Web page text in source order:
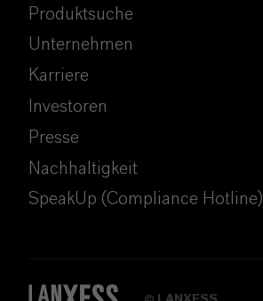
Produktsuche
Unternehmen
Karriere
Investoren
Presse
Nachhaltigkeit
SpeakUp (Compliance Hotline)